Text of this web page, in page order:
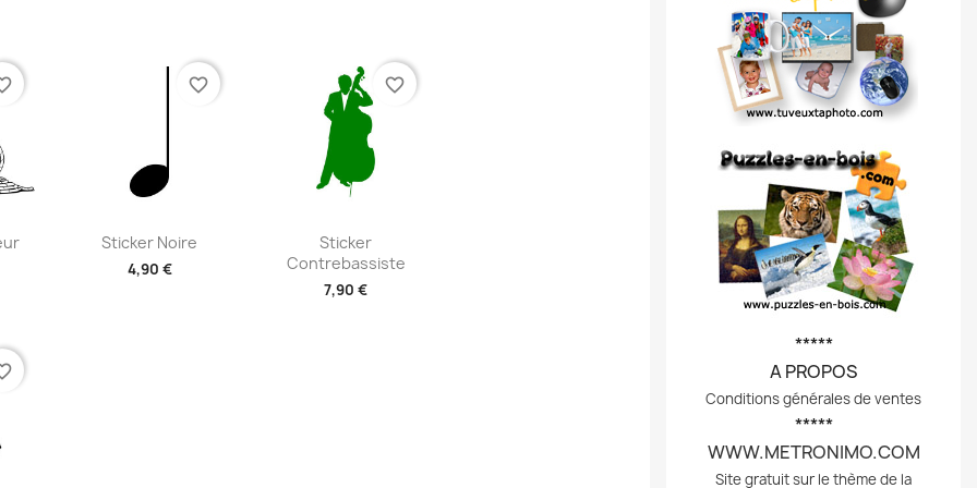
Aperçu rapide
Sticker Noire
4,90 €
favorite_border
Aperçu rapide
+2
Sticker
Contrebassiste
7,90 €
favorite_border
*****
A PROPOS
Conditions générales de ventes
*****
WWW.METRONIMO.COM
Site gratuit sur le thème de la